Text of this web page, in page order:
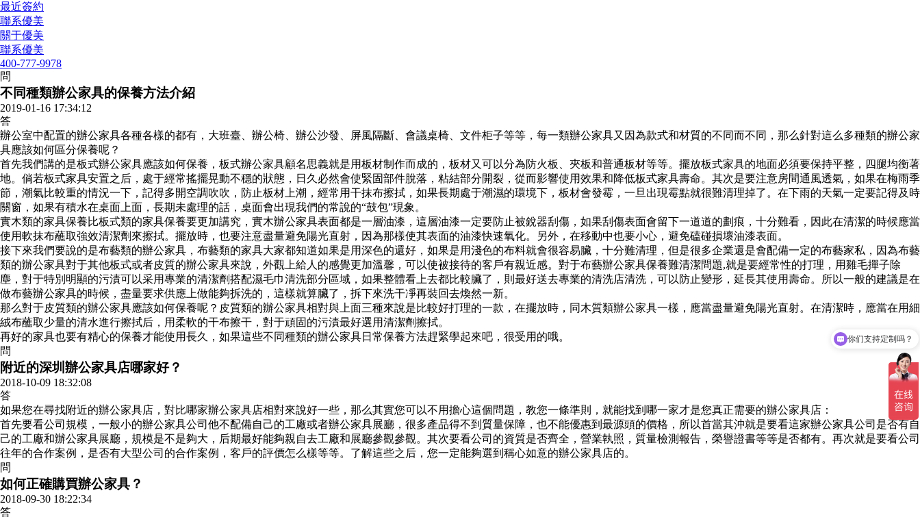
最近簽約
聯系優美
關于優美
聯系優美
400-777-9978
問
不同種類辦公家具的保養方法介紹
2019-01-16 17:34:12
答
辦公室中配置的辦公家具各種各樣的都有，大班臺、辦公椅、辦公沙發、屏風隔斷、會議桌椅、文件柜子等等，每一類辦公家具又因為款式和材質的不同而不同，那么針對這么多種類的辦公家
具應該如何區分保養呢？
首先我們講的是板式辦公家具應該如何保養，板式辦公家具顧名思義就是用板材制作而成的，板材又可以分為防火板、夾板和普通板材等等。擺放板式家具的地面必須要保持平整，四腿均衡著
地。倘若板式家具安置之后，處于經常搖擺晃動不穩的狀態，日久必然會使緊固部件脫落，粘結部分開裂，從而影響使用效果和降低板式家具壽命。其次是要注意房間通風透氣，如果在梅雨季
節，潮氣比較重的情況一下，記得多開空調吹吹，防止板材上潮，經常用干抹布擦拭，如果長期處于潮濕的環境下，板材會發霉，一旦出現霉點就很難清理掉了。在下雨的天氣一定要記得及時
關窗，如果有積水在桌面上面，長期未處理的話，桌面會出現我們的常說的“鼓包”現象。
實木類的家具保養比板式類的家具保養要更加講究，實木辦公家具表面都是一層油漆，這層油漆一定要防止被銳器刮傷，如果刮傷表面會留下一道道的劃痕，十分難看，因此在清潔的時候應當
使用軟抹布蘸取強效清潔劑來擦拭。擺放時，也要注意盡量避免陽光直射，因為那樣使其表面的油漆快速氧化。另外，在移動中也要小心，避免磕碰損壞油漆表面。
接下來我們要說的是布藝類的辦公家具，布藝類的家具大家都知道如果是用深色的還好，如果是用淺色的布料就會很容易臟，十分難清理，但是很多企業還是會配備一定的布藝家私，因為布藝
類的辦公家具對于其他板式或者皮質的辦公家具來說，外觀上給人的感覺更加溫馨，可以使被接待的客戶有親近感。對于布藝辦公家具保養難清潔問題,就是要經常性的打理，用雞毛撣子除
塵，對于特別明顯的污漬可以采用專業的清潔劑搭配濕毛巾清洗部分區域，如果整體看上去都比較臟了，則最好送去專業的清洗店清洗，可以防止變形，延長其使用壽命。所以一般的建議是在
做布藝辦公家具的時候，盡量要求供應上做能夠拆洗的，這樣就算臟了，拆下來洗干凈再裝回去煥然一新。
那么對于皮質類的辦公家具應該如何保養呢？皮質類的辦公家具相對與上面三種來說是比較好打理的一款，在擺放時，同木質類辦公家具一樣，應當盡量避免陽光直射。在清潔時，應當在用細
絨布蘸取少量的清水進行擦拭后，用柔軟的干布擦干，對于頑固的污漬最好選用清潔劑擦拭。
再好的家具也要有精心的保養才能使用長久，如果這些不同種類的辦公家具日常保養方法趕緊學起來吧，很受用的哦。
問
附近的深圳辦公家具店哪家好？
2018-10-09 18:32:08
答
如果您在尋找附近的辦公家具店，對比哪家辦公家具店相對來說好一些，那么其實您可以不用擔心這個問題，教您一條準則，就能找到哪一家才是您真正需要的辦公家具店：
首先要看公司規模，一般小的辦公家具公司他不配備自己的工廠或者辦公家具展廳，很多產品得不到質量保障，也不能優惠到最源頭的價格，所以首當其沖就是要看這家辦公家具公司是否有自
己的工廠和辦公家具展廳，規模是不是夠大，后期最好能夠親自去工廠和展廳參觀參觀。其次要看公司的資質是否齊全，營業執照，質量檢測報告，榮譽證書等等是否都有。再次就是要看公司
往年的合作案例，是否有大型公司的合作案例，客戶的評價怎么樣等等。了解這些之后，您一定能夠選到稱心如意的辦公家具店的。
問
如何正確購買辦公家具？
2018-09-30 18:22:34
答
你们支持定制吗？